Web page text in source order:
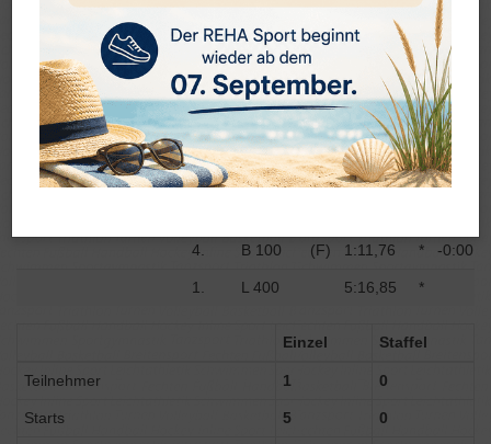
19. Schwaben-Cup (50m-Bahn)
inStuttgartam:15.-17.03.2024
Name Platz Strecke Zeit Diff.
Petrella Davide (2008) 1. B 100 (V) 1:12,31 * -
1. F1500 19:15,25 * -
4. B 100 (F) 1:11,76 * -
1. L 400 5:16,85 *
Einzel Staffel
Teilnehmer 1 0
Starts 5 0